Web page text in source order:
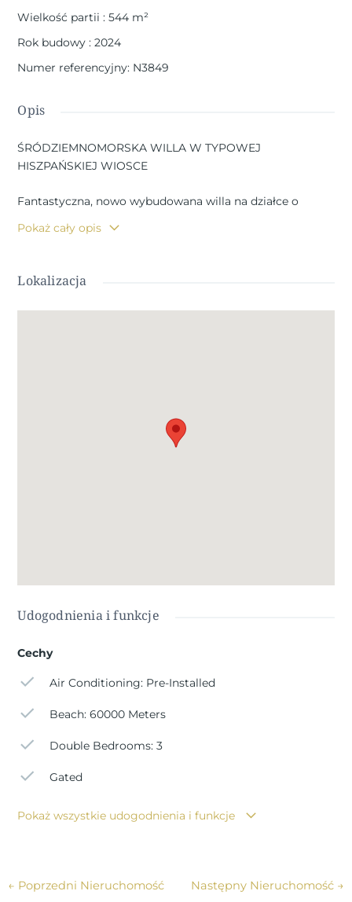
Wielkość partii: 544 m²
Rok budowy: 2024
Numer referencyjny: N3849
Opis
ŚRÓDZIEMNOMORSKA WILLA W TYPOWEJ
HISZPAŃSKIEJ WIOSCE
Fantastyczna, nowo wybudowana willa na działce o
gankiem 15.35m2, salon-jadalnia-kuchnia 41.80m2, 3
sypialnie, 2 łazienki, galeria.
Łazienki wyposażone w lustrzane meble łazienkowe,
kabinę prysznicową i baterie.
Kuchnia z białymi meblami i krajowym granitem
hiszpańskich wiosek, w otoczeniu gór i około 30 minut od
Pokaż cały opis
Lokalizacja
Udogodnienia i funkcje
Cechy
Air Conditioning: Pre-Installed
Beach: 60000 Meters
Double Bedrooms: 3
Gated
Pokaż wszystkie udogodnienia i funkcje
← Poprzedni Nieruchomość Następny Nieruchomość →